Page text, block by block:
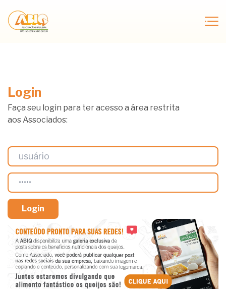
Login
Faça seu login para ter acesso a área restrita
aos Associados: